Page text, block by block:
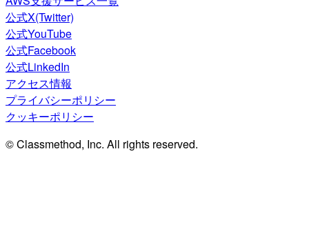
公式X(Twitter)
公式YouTube
公式Facebook
公式LinkedIn
アクセス情報
プライバシーポリシー
クッキーポリシー
© Classmethod, Inc. All rights reserved.